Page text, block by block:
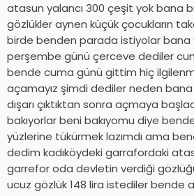
atasun yalancı 300 çeşit yok bana
gözlükler aynen küçük çocukların
birde benden parada istiyolar bana
perşembe günü çerceve dediler
bende cuma günü gittim hiç
açamayız şimdi dediler neden
dışarı çıktıktan sonra açmaya
bakıyorlar beni bakıyomu diye
yüzlerine tükürmek lazımdı ama
dedim kadıköydeki garrafordaki
garrefor oda devletin verdiği
ucuz gözlük 148 lira istediler bende